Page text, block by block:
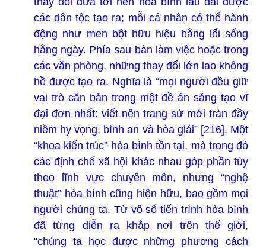
các dân tộc tạo ra; mỗi cá nhân có thể hành
động như men bột hữu hiệu bằng lối sống
hằng ngày. Phía sau bàn làm việc hoặc trong
các văn phòng, những thay đổi lớn lao không
hề được tạo ra. Nghĩa là “mọi người đều giữ
vai trò căn bản trong một đề án sáng tạo vĩ
đại đơn nhất: viết nên trang sử mới tràn đầy
niềm hy vọng, bình an và hòa giải” [216]. Một
“khoa kiến trúc” hòa bình tồn tại, mà trong đó
các định chế xã hội khác nhau góp phần tùy
theo lĩnh vực chuyên môn, nhưng “nghệ
thuật” hòa bình cũng hiện hữu, bao gồm mọi
người chúng ta. Từ vô số tiến trình hòa bình
đã từng diễn ra khắp nơi trên thế giới,
“chúng ta học được những phương cách